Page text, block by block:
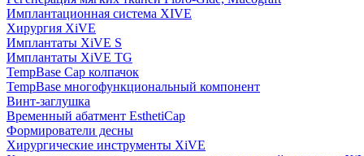
Имплантационная система XIVE
Хирургия XiVE
Имплантаты XiVE S
Имплантаты XiVE TG
TempBase Cap колпачок
TempBase многофункциональный компонент
Винт-заглушка
Временный абатмент EsthetiCap
Формирователи десны
Хирургические инструменты XiVE